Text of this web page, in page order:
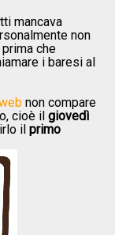
mancava
non
che
i baresi al
non compare
cioè il giovedì
il primo